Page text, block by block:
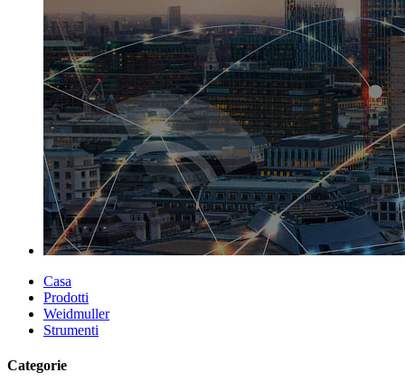
Casa
Prodotti
Weidmuller
Strumenti
Categorie